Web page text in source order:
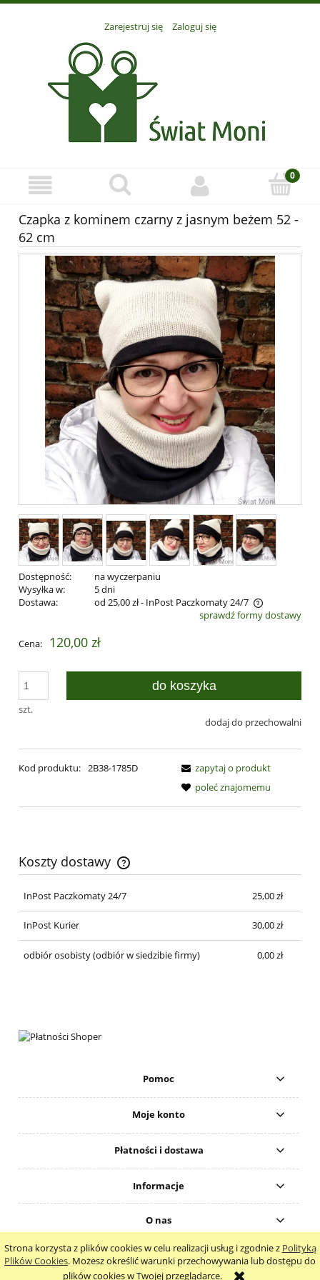
Strona korzysta z plików cookies w celu realizacji usług i zgodnie z Polityką
Plików Cookies. Możesz określić warunki przechowywania lub dostępu do
plików cookies w Twojej przeglądarce.
Zarejestruj się Zaloguj się
Czapka z kominem czarny z jasnym beżem 52 -
62 cm
Dostępność:
na wyczerpaniu
Wysyłka w:
5 dni
Dostawa:
od 25,00 zł- InPost Paczkomaty 24/7
Cena nie zawiera ewentualnych kosztów płatnościsprawdź formy dostawy
Cena: 120,00 zł
szt.
do koszyka
dodaj do przechowalni
Kod produktu: 2B38-1785D
zapytaj o produkt
poleć znajomemu
Koszty dostawy
Cena nie zawiera ewentualnych kosztów płatności
InPost Paczkomaty 24/7
25,00 zł
InPost Kurier 30,00 zł
odbiór osobisty(odbiór w siedzibie firmy) 0,00 zł
Pomoc
Moje konto
Płatności i dostawa
Informacje
O nas
pokaż pełną wersję strony